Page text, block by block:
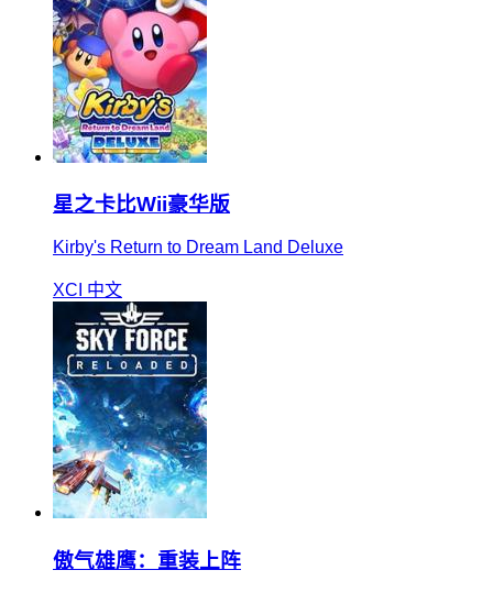
星之卡比Wii豪华版
Kirby's Return to Dream Land Deluxe
XCI 中文
傲气雄鹰：重装上阵